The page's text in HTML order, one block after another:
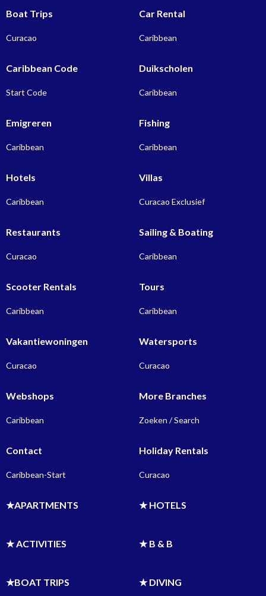
Boat Trips
Curacao
Car Rental
Caribbean
Caribbean Code
Start Code
Duikscholen
Caribbean
Emigreren
Caribbean
Fishing
Caribbean
Hotels
Caribbean
Villas
Curacao Exclusief
Restaurants
Curacao
Sailing & Boating
Caribbean
Scooter Rentals
Caribbean
Tours
Caribbean
Vakantiewoningen
Curacao
Watersports
Curacao
Webshops
Caribbean
More Branches
Zoeken / Search
Contact
Caribbean-Start
Holiday Rentals
Curacao
★APARTMENTS ★ HOTELS
★ ACTIVITIES ★ B & B
★BOAT TRIPS ★ DIVING